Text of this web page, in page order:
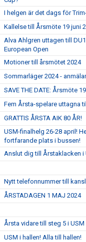
I helgen är det dags för
Kallelse till Årsmöte 19 juni
Alva Ahlgren uttagen till
European Open
Motioner till årsmötet 2024
Sommarläger 2024 -
SAVE THE DATE: Årsmöte
Fem Årsta-spelare uttagna
GRATTIS ÅRSTA AIK 80 ÅR!
USM-finalhelg 26-28 april!
fortfarande plats i bussen!
Anslut dig till Årstaklacken i
Nytt telefonnummer till
ÅRSTADAGEN 1 MAJ 2024
Årsta vidare till steg 5 i USM
USM i hallen! Alla till hallen!